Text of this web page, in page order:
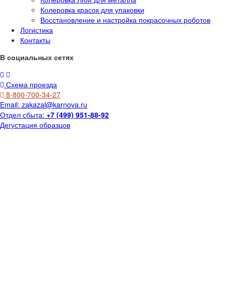
Колеровка красок для упаковки
Восстановление и настройка покрасочных роботов
Логистика
Контакты
В социальных сетях
Схема проезда
8-800-700-34-27
Email: zakazal@karnova.ru
Отдел сбыта: +7 (499) 951-88-92
Дегустация образцов